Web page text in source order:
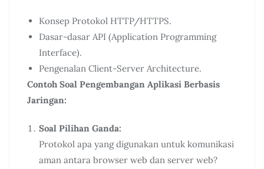
Konsep Protokol HTTP/HTTPS.
Dasar-dasar API (Application Programming
Interface).
Pengenalan Client-Server Architecture.
Contoh Soal Pengembangan Aplikasi Berbasis
Jaringan:
Soal Pilihan Ganda:
Protokol apa yang digunakan untuk komunikasi
aman antara browser web dan server web?